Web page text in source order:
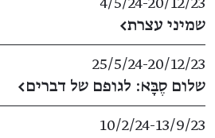
שמיני עצרת←
20/12/23
​-​
25/5/24
שלום סֶבָּא: לגופם של דברים←
13/9/23
​-​
10/2/24